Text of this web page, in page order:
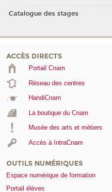
Catalogue des stages
ACCÈS DIRECTS
Portail Cnam
Réseau des centres
HandiCnam
La boutique du Cnam
Musée des arts et métiers
Accès à IntraCnam
OUTILS NUMÉRIQUES
Espace numérique de formation
Portail élèves